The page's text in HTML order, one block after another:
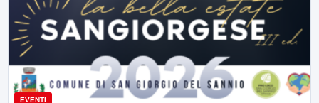
EVENTI